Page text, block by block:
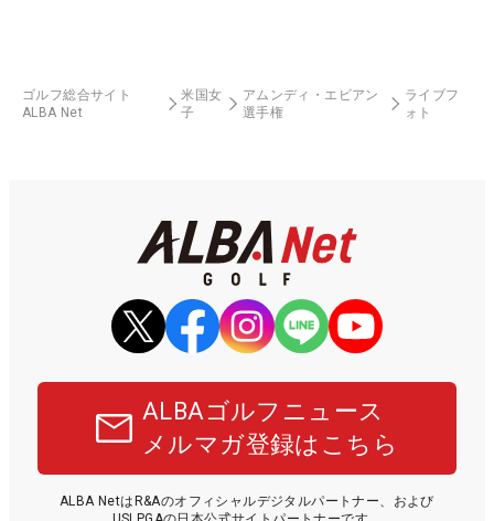
ゴルフ総合サイト
ALBA Net
米国女
子
アムンディ・エビアン
選手権
ライブフ
ォト
ALBAゴルフニュース
メルマガ登録はこちら
ALBA NetはR&Aのオフィシャルデジタルパートナー、および